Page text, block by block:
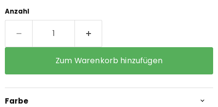
Anzahl
Zum Warenkorb hinzufügen
Farbe